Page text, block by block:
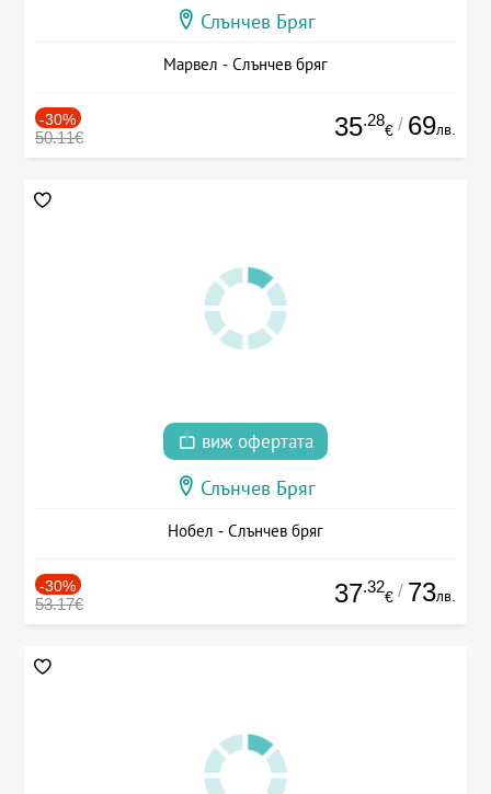
Слънчев Бряг
Марвел - Слънчев бряг
-30%
50.11€ 35.28
€ / 69лв.
виж офертата
Слънчев Бряг
Нобел - Слънчев бряг
-30%
53.17€ 37.32
€ / 73лв.